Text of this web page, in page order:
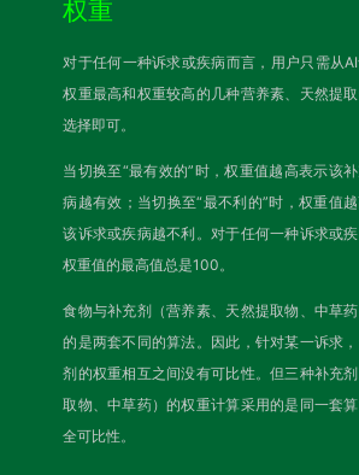
权重
对于任何一种诉求或疾病而言，用户只需从
权重最高和权重较高的几种营养素、天然提
选择即可。
当切换至“最有效的”时，权重值越高表示该
病越有效；当切换至“最不利的”时，权重值
该诉求或疾病越不利。对于任何一种诉求或
权重值的最高值总是100。
食物与补充剂（营养素、天然提取物、中草
的是两套不同的算法。因此，针对某一诉求
剂的权重相互之间没有可比性。但三种补充
取物、中草药）的权重计算采用的是同一套
全可比性。